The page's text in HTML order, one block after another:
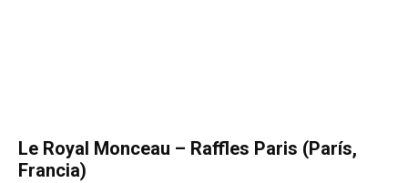
Le Royal Monceau – Raffles Paris (París,
Francia)